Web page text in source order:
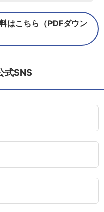
はこちら（PDFダウン
式SNS